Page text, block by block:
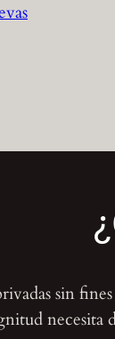
sin
necesita